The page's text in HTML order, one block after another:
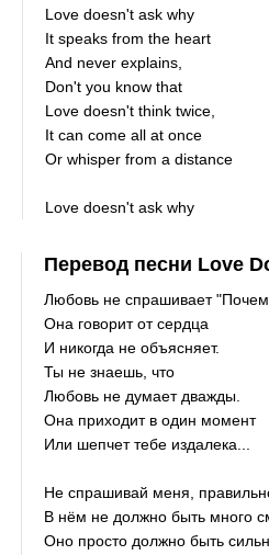
Love doesn't ask why
It speaks from the heart
And never explains,
Don't you know that
Love doesn't think twice,
It can come all at once
Or whisper from a distance
Love doesn't ask why
Перевод песни Love
Любовь не спрашивает
Она говорит от сердца
И никогда не объясняет.
Ты не знаешь, что
Любовь не думает дважды.
Она приходит в один момент
Или шепчет тебе издалека...
Не спрашивай меня,
В нём не должно быть много
Оно просто должно быть